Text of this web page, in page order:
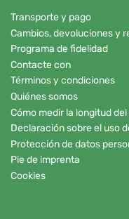
Transporte y pago
Cambios, devoluciones y
Programa de fidelidad
Contacte con
Términos y condiciones
Quiénes somos
Cómo medir la longitud del
Declaración sobre el uso
Protección de datos
Pie de imprenta
Cookies